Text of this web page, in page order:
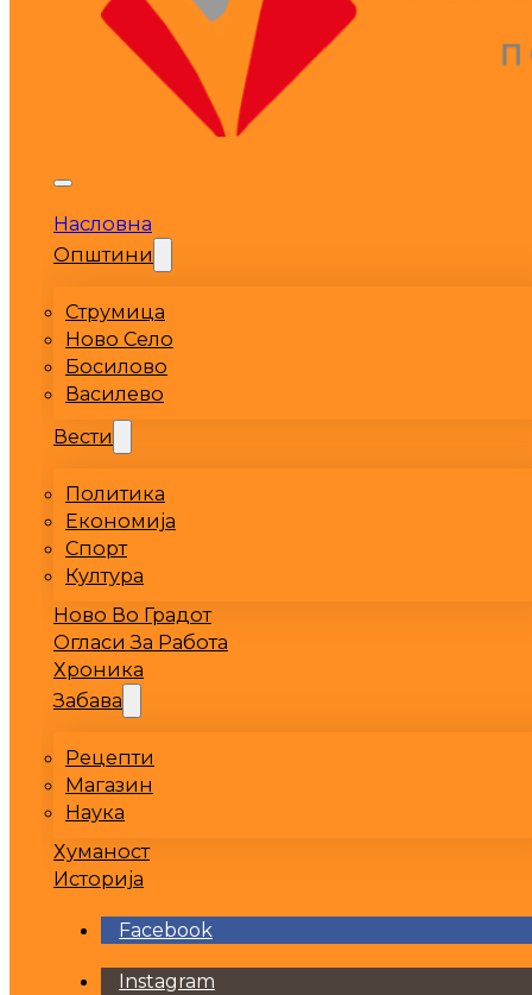
Насловна
Општини
Струмица
Ново Село
Босилово
Василево
Вести
Политика
Економија
Спорт
Култура
Ново Во Градот
Огласи За Работа
Хроника
Забава
Рецепти
Магазин
Наука
Хуманост
Историја
Facebook
Instagram